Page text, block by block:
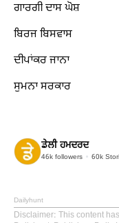
ਗਾਰਗੀ ਦਾਸ ਘੋਸ਼
ਬਿਰਜ ਬਿਸਵਾਸ
ਦੀਪਾਂਕਰ ਜਾਨਾ
ਸੁਮਨਾ ਸਰਕਾਰ
ਡੇਲੀ ਹਮਦਰਦ
46k followers 60k
Dailyhunt
Disclaimer: This content